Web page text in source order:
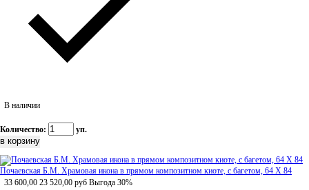
В наличии
Количество: уп.
Почаевская Б.М. Храмовая икона в прямом композитном киоте, с багетом, 64 Х 84
33 600,00 23 520,00 руб Выгода 30%